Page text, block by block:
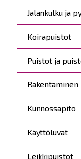
Päävalikko
Jalankulku ja
Koirapuistot
Puistot ja
Rakentaminen
Kunnossapito
Käyttöluvat
Leikkipuistot